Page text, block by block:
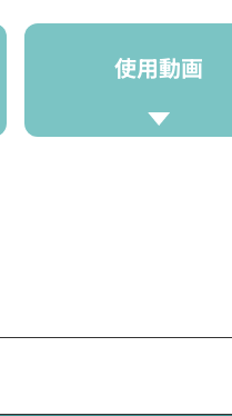
使用動画